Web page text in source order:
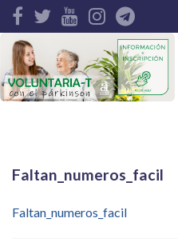
Search for:
Faltan_numeros_facil
Faltan_numeros_facil